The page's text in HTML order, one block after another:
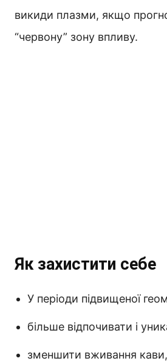
викиди плазми, якщо
“червону” зону впливу.
Як захистити себе
У періоди підвищеної
більше відпочивати і
зменшити вживання